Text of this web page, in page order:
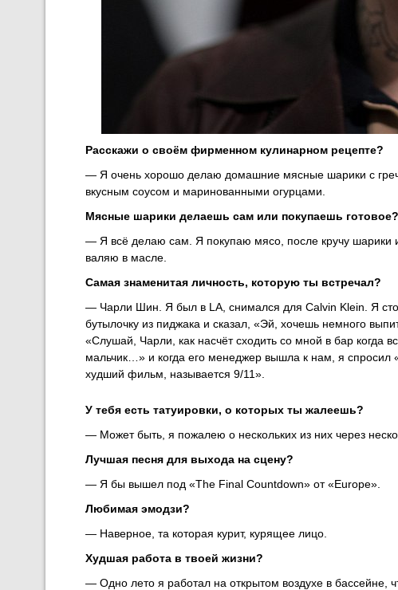
Расскажи о своём фирменном кулинарном рецепте?
— Я очень хорошо делаю домашние мясные шарики с
вкусным соусом и маринованными огурцами.
Мясные шарики делаешь сам или покупаешь готовое?
— Я всё делаю сам. Я покупаю мясо, после кручу
валяю в масле.
Самая знаменитая личность, которую ты встречал?
— Чарли Шин. Я был в LA, снимался для Calvin Klein. Я
бутылочку из пиджака и сказал, «Эй, хочешь немного
«Слушай, Чарли, как насчёт сходить со мной в бар когда
мальчик…» и когда его менеджер вышла к нам, я
худший фильм, называется 9/11».
У тебя есть татуировки, о которых ты жалеешь?
— Может быть, я пожалею о нескольких из них через
Лучшая песня для выхода на сцену?
— Я бы вышел под «The Final Countdown» от «Europe».
Любимая эмодзи?
— Наверное, та которая курит, курящее лицо.
Худшая работа в твоей жизни?
— Одно лето я работал на открытом воздухе в бассейне,